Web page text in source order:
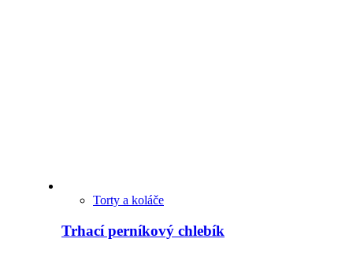
Torty a koláče
Trhací perníkový chlebík